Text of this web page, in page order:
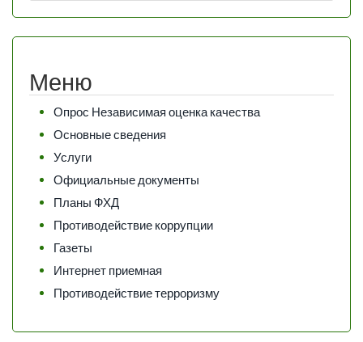
Меню
Опрос Независимая оценка качества
Основные сведения
Услуги
Официальные документы
Планы ФХД
Противодействие коррупции
Газеты
Интернет приемная
Противодействие терроризму